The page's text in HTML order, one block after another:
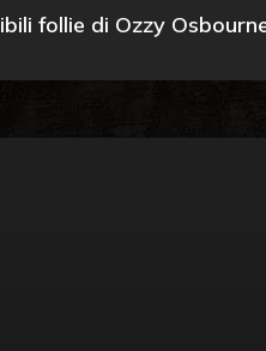
follie di Ozzy